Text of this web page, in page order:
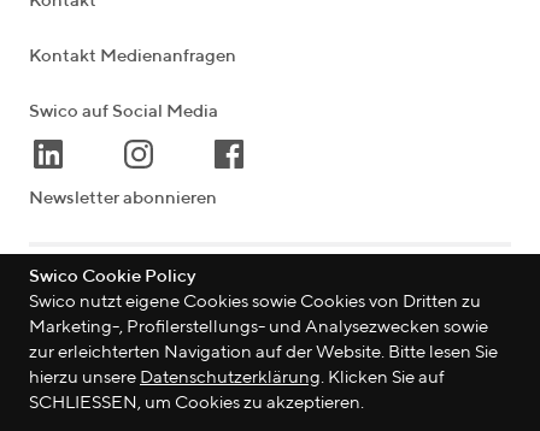
Kontakt Medienanfragen
Swico auf Social Media
Newsletter abonnieren
Lagerstrasse 33 8004 Zürich | Schweiz
©2026 Swico
Swico Cookie Policy
Swico nutzt eigene Cookies sowie Cookies von Dritten zu
Marketing-, Profilerstellungs- und Analysezwecken sowie
zur erleichterten Navigation auf der Website. Bitte lesen Sie
hierzu unsere Datenschutzerklärung. Klicken Sie auf
SCHLIESSEN, um Cookies zu akzeptieren.